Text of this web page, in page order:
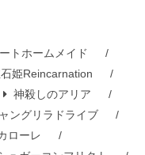
トホームメイド
姫Reincarnation
神殺しのアリア
ングリラドライブ
ローレ